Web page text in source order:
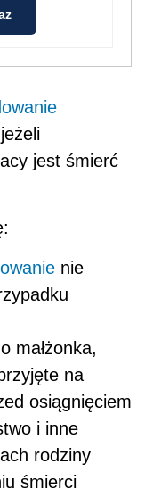
jest śmierć
nie
małżonka,
na
osiągnięciem
i inne
rodziny
śmierci